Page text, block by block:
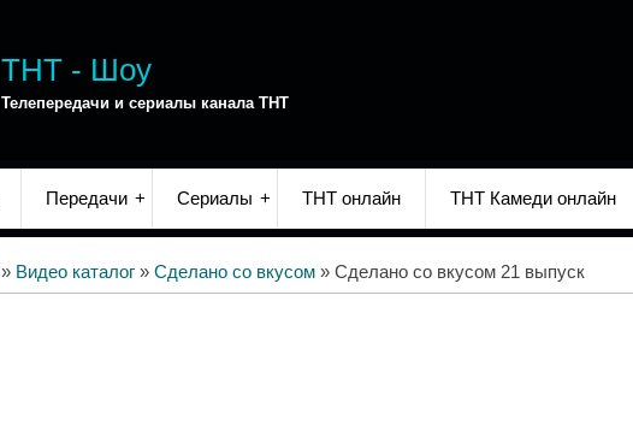
ТНТ - Шоу
Телепередачи и сериалы канала ТНТ
Передачи Сериалы ТНТ онлайн ТНТ Камеди онлайн
» Видео каталог » Сделано со вкусом » Сделано со вкусом 21 выпуск